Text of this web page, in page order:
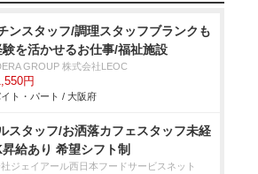
ンスタッフ/調理スタッフブランクも
を活かせるお仕事/福祉施設
GROUP 株式会社LEOC
円
ト・パート / 大阪府
スタッフ/お洒落カフェスタッフ未経
給あり 希望シフト制
ジェイアール西日本フードサービスネット